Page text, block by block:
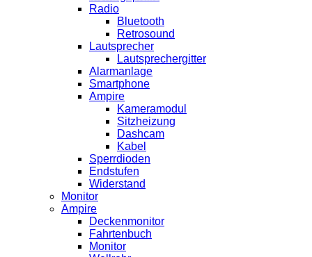
Radio
Bluetooth
Retrosound
Lautsprecher
Lautsprechergitter
Alarmanlage
Smartphone
Ampire
Kameramodul
Sitzheizung
Dashcam
Kabel
Sperrdioden
Endstufen
Widerstand
Monitor
Ampire
Deckenmonitor
Fahrtenbuch
Monitor